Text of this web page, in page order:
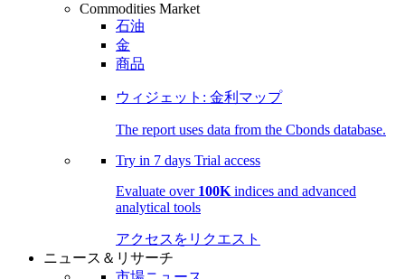
Commodities Market
石油
金
商品
ウィジェット: 金利マップ
The report uses data from the Cbonds database.
Try in 7 days Trial access
Evaluate over 100K indices and advanced
analytical tools
アクセスをリクエスト
ニュース＆リサーチ